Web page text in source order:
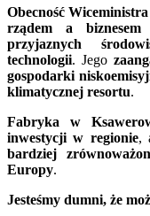
Obecność
rządem a biznesem
przyjaznych
technologii. Jego
gospodarki
klimatycznej resortu.
Fabryka w
inwestycji w regionie,
bardziej
Europy.
Jesteśmy dumni, że